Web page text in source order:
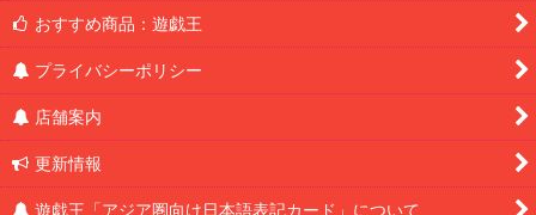
おすすめ商品：遊戯王
プライバシーポリシー
店舗案内
更新情報
遊戯王「アジア圏向け日本語表記カード」について